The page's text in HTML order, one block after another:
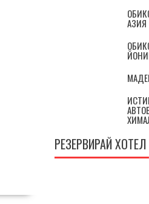
АЗИЯ
РЕЗЕРВИРАЙ